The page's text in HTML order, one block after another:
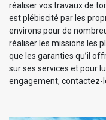
réaliser vos travaux de
est plébiscité par les
environs pour de
réaliser les missions les
que les garanties qu’il
sur ses services et pour
engagement, contactez-